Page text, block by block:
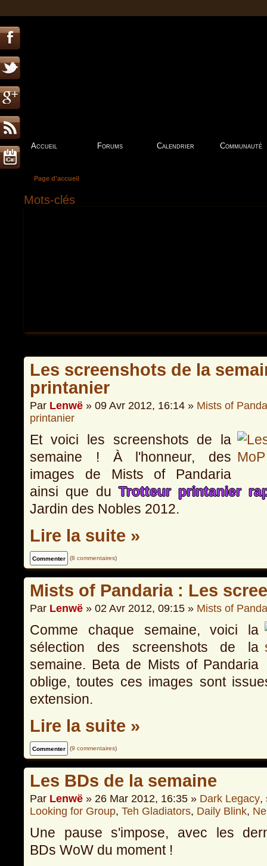
Accueil Forums Calendrier Communauté
Page d'accueil
Mots-clés
Les screenshots de la
printanier
Par Lenwë » 09 Avr 2012, 16:14 » Mists of
printanier
Et voici les screenshots de la
semaine ! À l'honneur, des
images de Mists of Pandaria
ainsi que duTrotteur printanier
Jardin des Nobles 2012.
Lire la suite »
(8 commentaires)
Mists of Pandaria : Les
Par Lenwë » 02 Avr 2012, 09:15 » Mists of
Comme chaque semaine, voici la
sélection des screenshots de la
semaine. Beta de Mists of Pandaria
oblige, toutes ces images sont
extension.
Lire la suite »
(9 commentaires)
Les BDs de la semaine
Par Lenwë » 26 Mar 2012, 16:35 » Dark Legacy,
Looking for Group, Teh Gladiators, Daily Blink,
Une pause s'impose, avec les
BDs WoW du moment !